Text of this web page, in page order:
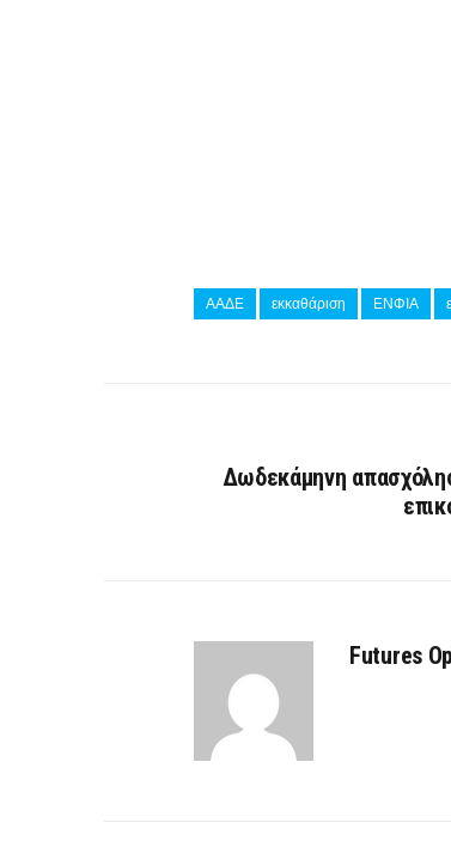
ΑΑΔΕ εκκαθάριση ΕΝΦΙΑ
Δωδεκάμηνη
Futures